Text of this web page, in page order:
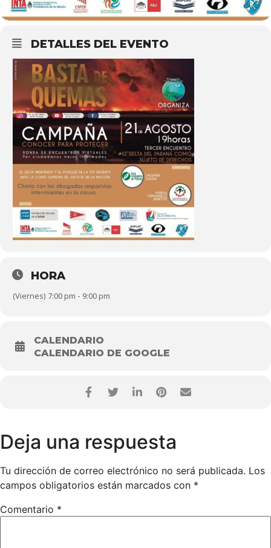
DETALLES DEL EVENTO
HORA
(Viernes) 7:00 pm - 9:00 pm
CALENDARIO
CALENDARIO DE GOOGLE
Deja una respuesta
Tu dirección de correo electrónico no será publicada. Los
campos obligatorios están marcados con *
Comentario *